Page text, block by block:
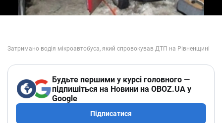
Будьте першими у курсі головного —
підпишіться на Новини на OBOZ.UA у
Google
Підписатися